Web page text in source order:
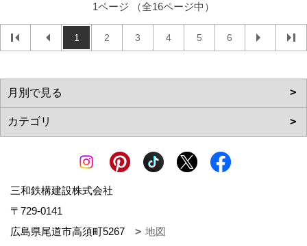
1ページ （全16ページ中）
1 2 3 4 5 6
三和鉄構建設株式会社
〒729-0141
広島県尾道市高須町5267
地図